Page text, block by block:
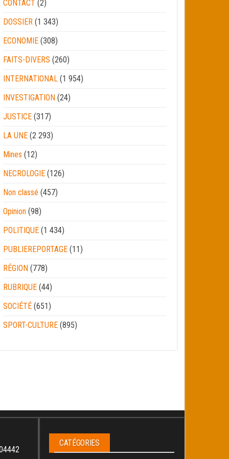
CONTACT (2)
DOSSIER (1 343)
ECONOMIE (308)
FAITS-DIVERS (260)
INTERNATIONAL (1 954)
INVESTIGATION (24)
JUSTICE (317)
LA UNE (2 293)
Mines (12)
NECROLOGIE (126)
Non classé (457)
Opinion (98)
POLITIQUE (1 434)
PUBLIEREPORTAGE (11)
RÉGION (778)
RUBRIQUE (44)
SOCIÉTÉ (651)
SPORT-CULTURE (895)
CATÉGORIES